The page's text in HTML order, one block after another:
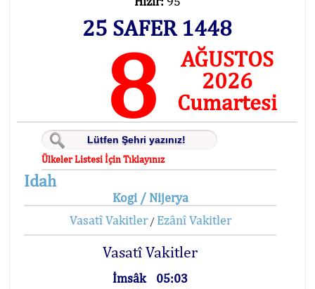
25 SAFER 1448
8
AĞUSTOS
2026
Cumartesi
Ülkeler Listesi İçin Tıklayınız
Idah
Kogi / Nijerya
Vasatî Vakitler/ Ezânî Vakitler
Vasatî Vakitler
İmsâk
05:03